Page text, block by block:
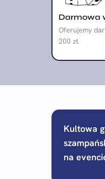
Darmowa
Oferujemy
200 zł.
Kultowa
na